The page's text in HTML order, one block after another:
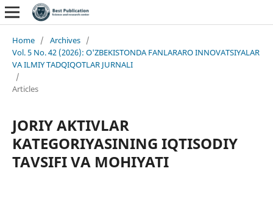
Home / Archives /
Vol. 5 No. 42 (2026): O'ZBEKISTONDA FANLARARO INNOVATSIYALAR
VA ILMIY TADQIQOTLAR JURNALI
/
Articles
JORIY AKTIVLAR
KATEGORIYASINING IQTISODIY
TAVSIFI VA MOHIYATI